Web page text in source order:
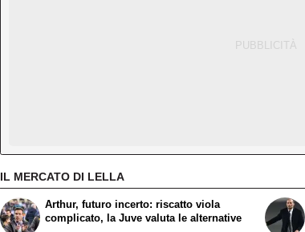
IL MERCATO DI LELLA
Arthur, futuro incerto: riscatto viola
complicato, la Juve valuta le alternative